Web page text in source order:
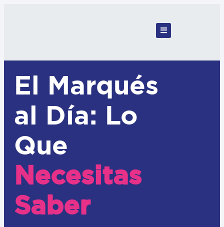
El Marqués
al Día: Lo
Que
Necesitas
Saber